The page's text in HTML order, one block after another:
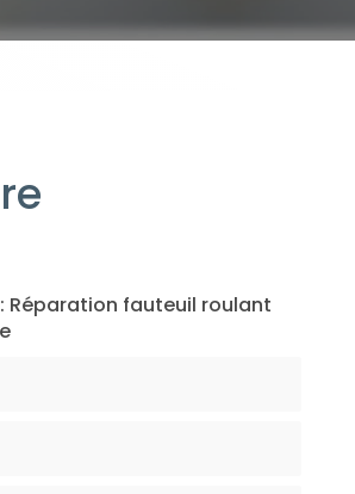
Réparation fauteuil roulant